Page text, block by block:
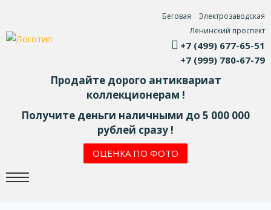
Беговая
Электрозаводская
Ленинский проспект
+7 (499) 677-65-51
+7 (999) 780-67-79
Продайте дорого антиквариат
коллекционерам !
Получите деньги наличными до 5 000 000
рублей сразу !
ОЦЕНКА ПО ФОТО